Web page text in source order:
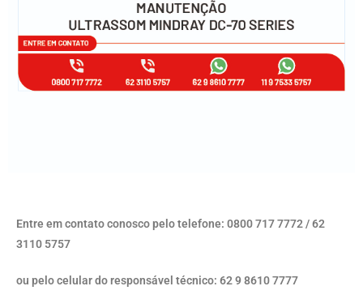
Entre em contato conosco pelo telefone: 0800 717 7772 / 62
3110 5757
ou pelo celular do responsável técnico: 62 9 8610 7777